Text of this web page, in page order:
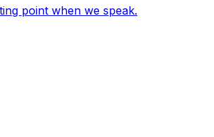
point when we speak.